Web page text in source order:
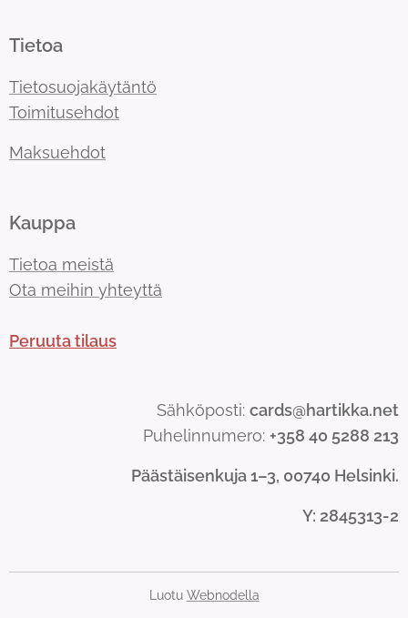
Tietoa
Tietosuojakäytäntö
Toimitusehdot
Maksuehdot
Kauppa
Tietoa meistä
Ota meihin yhteyttä
Peruuta tilaus
Sähköposti: cards@hartikka.net
Puhelinnumero: +358 40 5288 213
Päästäisenkuja 1–3, 00740 Helsinki.
Y: 2845313-2
Luotu Webnodella